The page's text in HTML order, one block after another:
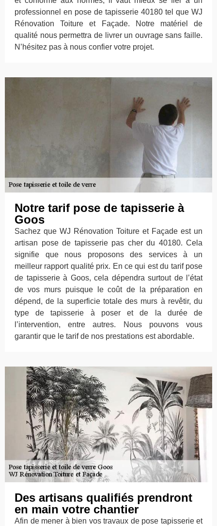
professionnel en pose de tapisserie 40180 tel que WJ
Rénovation Toiture et Façade. Notre matériel de
qualité nous permettra de livrer un ouvrage sans faille.
N’hésitez pas à nous confier votre projet.
Notre tarif pose de tapisserie à
Goos
Sachez que WJ Rénovation Toiture et Façade est un
artisan pose de tapisserie pas cher du 40180. Cela
signifie que nous proposons des services à un
meilleur rapport qualité prix. En ce qui est du tarif pose
de tapisserie à Goos, cela dépendra surtout de l’état
de vos murs puisque le coût de la préparation en
dépend, de la superficie totale des murs à revêtir, du
type de tapisserie à poser et de la durée de
l’intervention, entre autres. Nous pouvons vous
garantir que le tarif de nos prestations est abordable.
Des artisans qualifiés prendront
en main votre chantier
Afin de mener à bien vos travaux de pose tapisserie et